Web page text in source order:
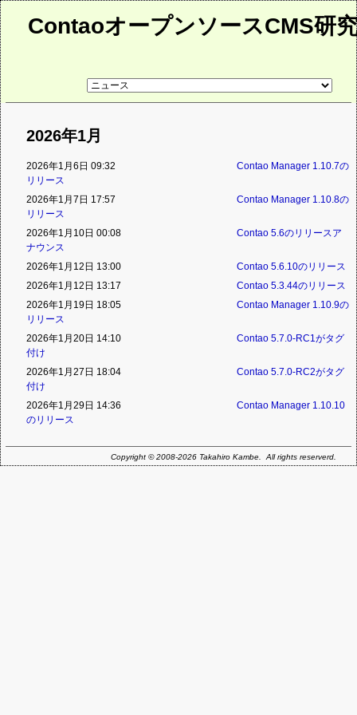
ContaoオープンソースCMS研
リ
ペ
ー
2026年1月
2026年1月6日 09:32
Contao Manager 1.10.7の
リリース
2026年1月7日 17:57
Contao Manager 1.10.8の
リリース
2026年1月10日 00:08
Contao 5.6のリリースア
ナウンス
2026年1月12日 13:00
Contao 5.6.10のリリース
2026年1月12日 13:17
Contao 5.3.44のリリース
2026年1月19日 18:05
Contao Manager 1.10.9の
リリース
2026年1月20日 14:10
Contao 5.7.0-RC1がタグ
付け
2026年1月27日 18:04
Contao 5.7.0-RC2がタグ
付け
2026年1月29日 14:36
Contao Manager 1.10.10
のリリース
Copyright © 2008-2026 Takahiro Kambe. All rights reserverd.